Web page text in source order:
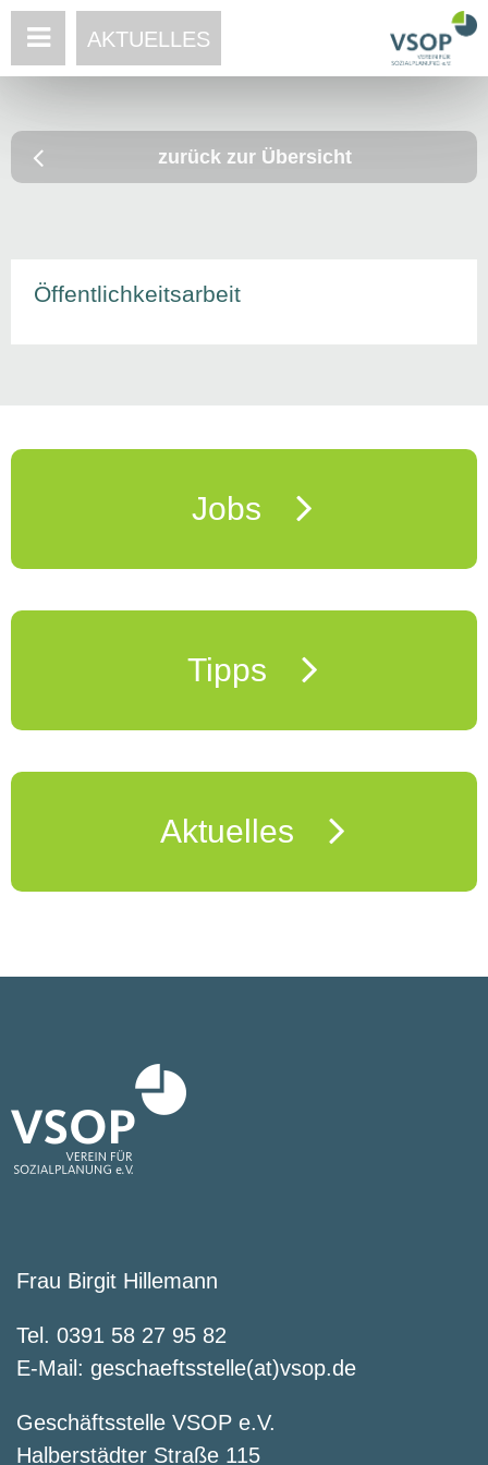
AKTUELLES
zurück zur Übersicht
Öffentlichkeitsarbeit
Jobs
Tipps
Aktuelles
Frau Birgit Hillemann
Tel. 0391 58 27 95 82
E-Mail: geschaeftsstelle(at)vsop.de
Geschäftsstelle VSOP e.V.
Halberstädter Straße 115